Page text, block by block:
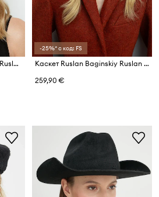
Дънкова шапка с козирка Ruslan Baginskiy
-25%* с код: FS
Каскет Ruslan Baginskiy Ruslan Baginskiy Logo-embellished Baker Boy Cap
259,90 €